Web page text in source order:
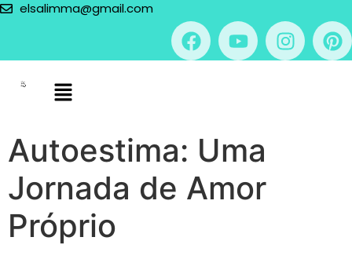
elsalimma@gmail.com
Autoestima: Uma
Jornada de Amor
Próprio